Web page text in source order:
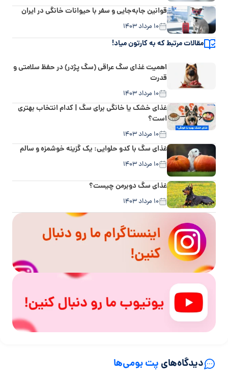
قوانین جابه‌جایی و سفر با حیوانات خانگی در ایران
۱۰ مرداد ۱۴۰۳
مقالات مرتبط که به کارتون میاد!
اهمیت غذای سگ عراقی (سگ پژدر) در حفظ سلامتی و
قدرت
۱۰ مرداد ۱۴۰۳
غذای خشک یا خانگی برای سگ | کدام انتخاب بهتری
است؟
۱۰ مرداد ۱۴۰۳
غذای سگ با کدو حلوایی: یک گزینه خوشمزه و سالم
۱۰ مرداد ۱۴۰۳
غذای سگ دوبرمن چیست؟
۱۰ مرداد ۱۴۰۳
دیدگاه‌های پت بومی‌ها